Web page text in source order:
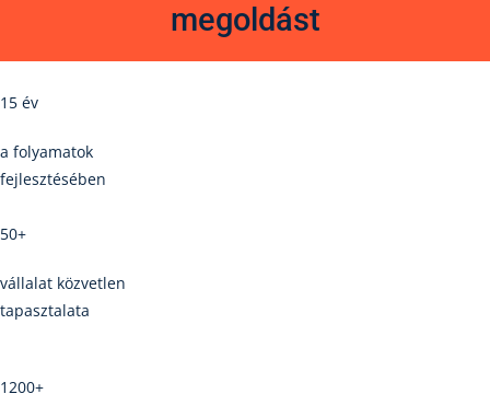
megoldást
15 év
a folyamatok
fejlesztésében
50+
vállalat közvetlen
tapasztalata
1200+